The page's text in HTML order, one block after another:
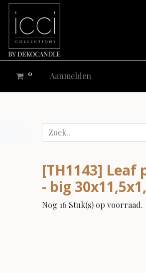
0 Aanmelden
[TH1143] Leaf
- big
Nog 16 Stuk(s) op voorraad.